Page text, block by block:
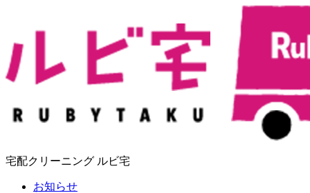
宅配クリーニング ルビ宅
お知らせ